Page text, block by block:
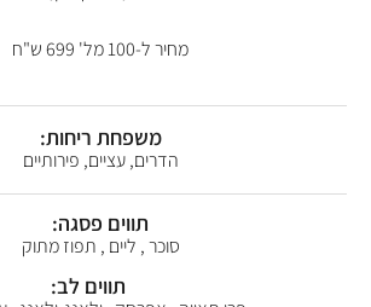
מחיר ל-100 מל' 699 ש"ח
משפחת ריחות:
הדרים, עציים, פירותיים
תווים פסגה:
סוכר , ליים , תפוז מתוק
תווים לב: